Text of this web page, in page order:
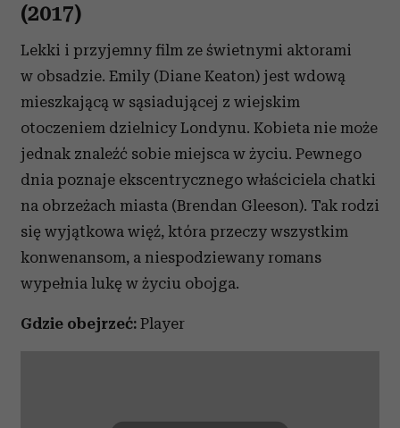
(2017)
Lekki i przyjemny film ze świetnymi aktorami
w obsadzie. Emily (Diane Keaton) jest wdową
mieszkającą w sąsiadującej z wiejskim
otoczeniem dzielnicy Londynu. Kobieta nie może
jednak znaleźć sobie miejsca w życiu. Pewnego
dnia poznaje ekscentrycznego właściciela chatki
na obrzeżach miasta (Brendan Gleeson). Tak rodzi
się wyjątkowa więź, która przeczy wszystkim
konwenansom, a niespodziewany romans
wypełnia lukę w życiu obojga.
Gdzie obejrzeć: Player